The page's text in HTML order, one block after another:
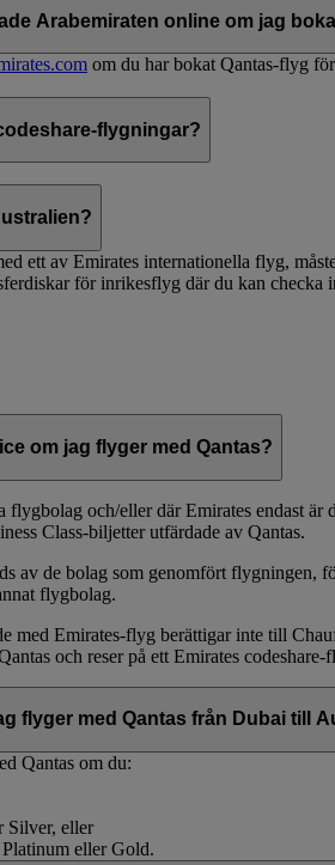
Arabemiraten online om jag
om du har bokat Qantas-flyg
flygningar?
ett av Emirates internationella flyg,
för inrikesflyg där du kan
om jag flyger med Qantas?
och/eller där Emirates endast
Class-biljetter utfärdade av Qantas.
av de bolag som genomfört
flygbolag.
med Emirates-flyg berättigar inte till
och reser på ett Emirates codeshare-
flyger med Qantas från Dubai till
Qantas om du:
Silver, eller
eller Gold.